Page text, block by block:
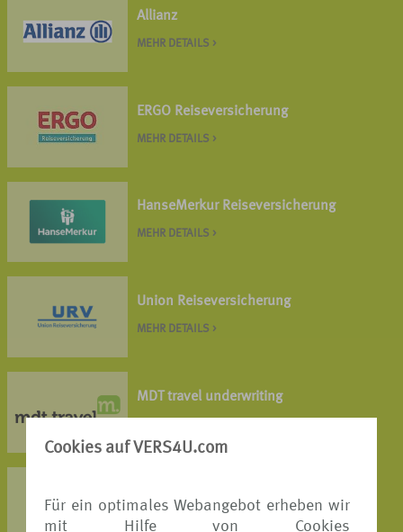
Cookies auf VERS4U.com
Für ein optimales Webangebot erheben wir
mit Hilfe von Cookies
Allianz
MEHR DETAILS >
ERGO Reiseversicherung
MEHR DETAILS >
HanseMerkur Reiseversicherung
MEHR DETAILS >
Union Reiseversicherung
MEHR DETAILS >
MDT travel underwriting
MEHR DETAILS >